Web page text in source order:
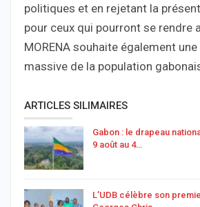
politiques et en rejetant la
pour ceux qui pourront se rendre
MORENA souhaite également
massive de la population
ARTICLES SILIMAIRES
Gabon : le drapeau
9 août au 4…
L’UDB célèbre son